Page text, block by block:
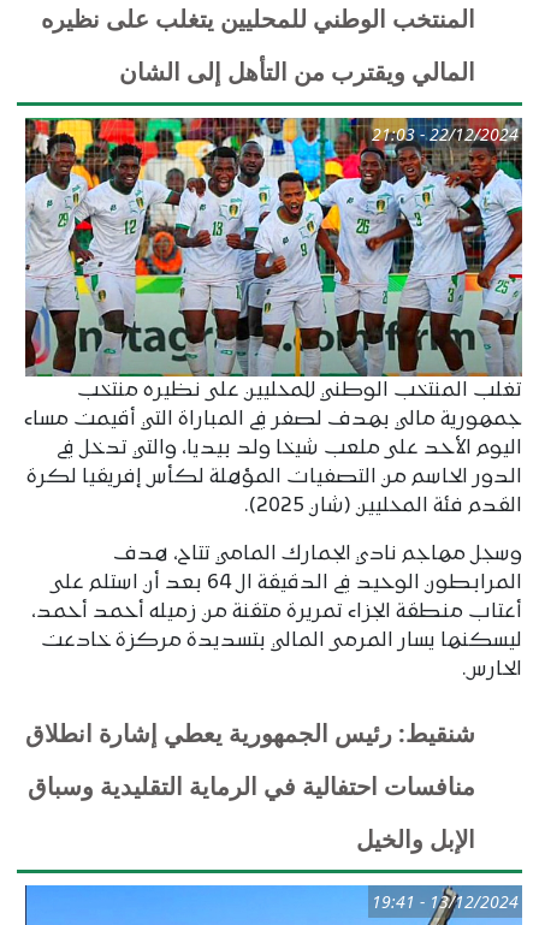
المنتخب الوطني للمحليين يتغلب على نظيره
المالي ويقترب من التأهل إلى الشان
22/12/2024 - 21:03
تغلب المنتخب الوطني للمحليين على نظيره منتخب
جمهورية مالي بهدف لصفر في المباراة التي أقيمت مساء
اليوم الأحد على ملعب شيخا ولد بيديا، والتي تدخل في
الدور الحاسم من التصفيات المؤهلة لكأس إفريقيا لكرة
القدم فئة المحليين (شان 2025).
وسجل مهاجم نادي الجمارك المامي تتاح، هدف
المرابطون الوحيد في الدقيقة ال 64 بعد أن استلم على
أعتاب منطقة الجزاء تمريرة متقنة من زميله أحمد أحمد،
ليسكنها يسار المرمى المالي بتسديدة مركزة خادعت
الحارس.
شنقيط: رئيس الجمهورية يعطي إشارة انطلاق
منافسات احتفالية في الرماية التقليدية وسباق
الإبل والخيل
13/12/2024 - 19:41